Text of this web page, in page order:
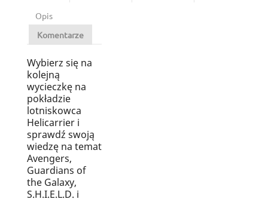
Opis
Komentarze
Wybierz się na
kolejną
wycieczkę na
pokładzie
lotniskowca
Helicarrier i
sprawdź swoją
wiedzę na temat
Avengers,
Guardians of
the Galaxy,
S.H.I.E.L.D. i